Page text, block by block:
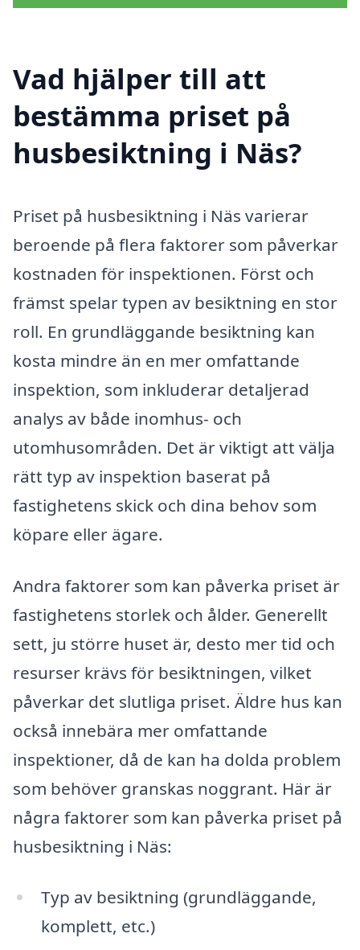
Vad hjälper till att
bestämma priset på
husbesiktning i Näs?
Priset på husbesiktning i Näs varierar
beroende på flera faktorer som påverkar
kostnaden för inspektionen. Först och
främst spelar typen av besiktning en stor
roll. En grundläggande besiktning kan
kosta mindre än en mer omfattande
inspektion, som inkluderar detaljerad
analys av både inomhus- och
utomhusområden. Det är viktigt att välja
rätt typ av inspektion baserat på
fastighetens skick och dina behov som
köpare eller ägare.
Andra faktorer som kan påverka priset är
fastighetens storlek och ålder. Generellt
sett, ju större huset är, desto mer tid och
resurser krävs för besiktningen, vilket
påverkar det slutliga priset. Äldre hus kan
också innebära mer omfattande
inspektioner, då de kan ha dolda problem
som behöver granskas noggrant. Här är
några faktorer som kan påverka priset på
husbesiktning i Näs:
Typ av besiktning (grundläggande,
komplett, etc.)